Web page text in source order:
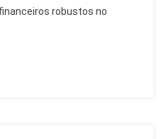
robustos no